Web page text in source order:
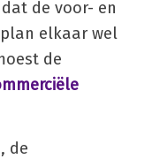
de voor- en
elkaar wel
de
de